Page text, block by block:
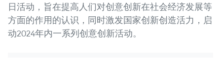
日活动，旨在提高人们对创意创新在社会经济发展等
方面的作用的认识，同时激发国家创新创造活力，启
动2024年内一系列创意创新活动。